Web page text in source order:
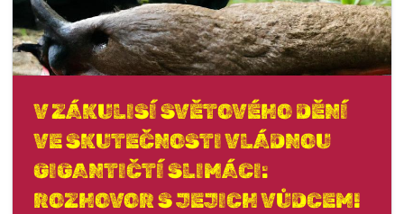
V ZÁKULISÍ SVĚTOVÉHO DĚNÍ
VE SKUTEČNOSTI VLÁDNOU
GIGANTIČTÍ SLIMÁCI:
ROZHOVOR S JEJICH VŮDCEM!